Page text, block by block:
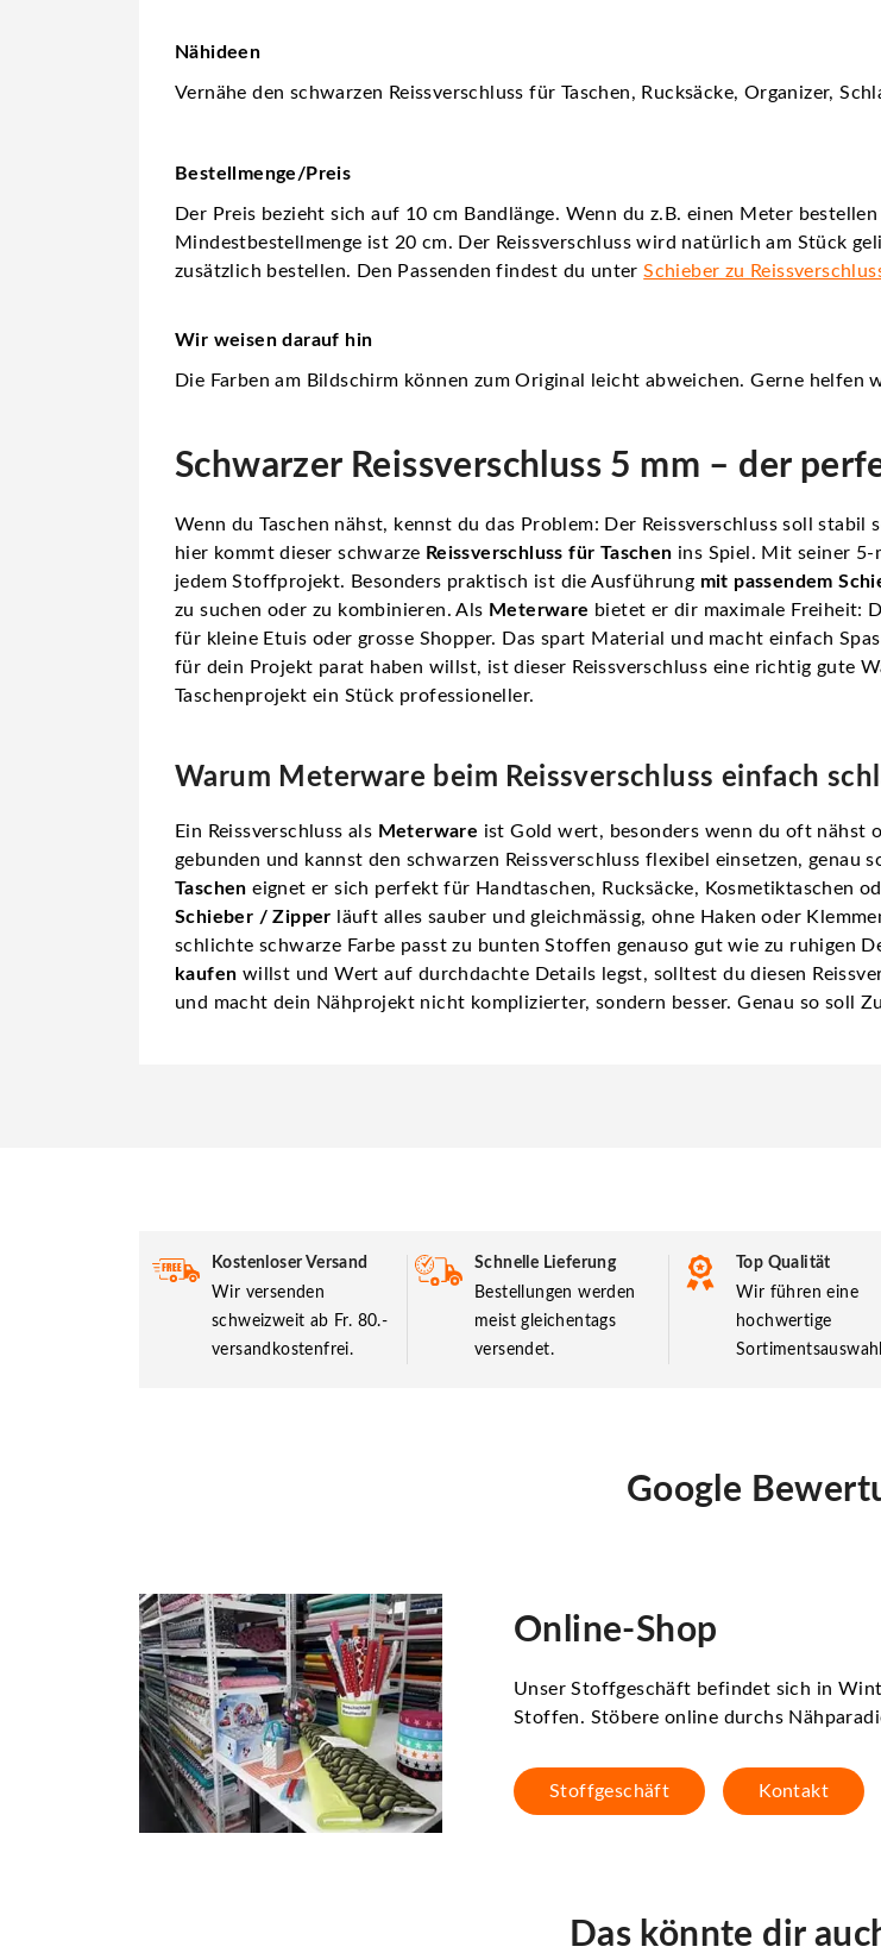
Nähideen
Vernähe den schwarzen Reissverschluss für Taschen, Rucksäcke, Organizer,
Bestellmenge/Preis
Der Preis bezieht sich auf 10 cm Bandlänge. Wenn du z.B. einen Meter
Mindestbestellmenge ist 20 cm. Der Reissverschluss wird natürlich am Stück
zusätzlich bestellen. Den Passenden findest du unterSchieber zu
Wir weisen darauf hin
Die Farben am Bildschirm können zum Original leicht abweichen. Gerne helfen
Schwarzer Reissverschluss 5 mm – der
Wenn du Taschen nähst, kennst du das Problem: Der Reissverschluss soll
hier kommt dieser schwarze Reissverschluss für Taschen ins Spiel. Mit seiner 5-
jedem Stoffprojekt. Besonders praktisch ist die Ausführung mit passendem
zu suchen oder zu kombinieren. Als Meterware bietet er dir maximale Freiheit:
für kleine Etuis oder grosse Shopper. Das spart Material und macht einfach
für dein Projekt parat haben willst, ist dieser Reissverschluss eine richtig gute
Taschenprojekt ein Stück professioneller.
Warum Meterware beim Reissverschluss einfach
Ein Reissverschluss als Meterware ist Gold wert, besonders wenn du oft nähst
gebunden und kannst den schwarzen Reissverschluss flexibel einsetzen, genau
Taschen eignet er sich perfekt für Handtaschen, Rucksäcke, Kosmetiktaschen
Schieber / Zipper läuft alles sauber und gleichmässig, ohne Haken oder
schlichte schwarze Farbe passt zu bunten Stoffen genauso gut wie zu ruhigen
kaufen willst und Wert auf durchdachte Details legst, solltest du diesen
und macht dein Nähprojekt nicht komplizierter, sondern besser. Genau so soll
Kostenloser Versand
Wir versenden
schweizweit ab Fr. 80.-
versandkostenfrei.
Schnelle Lieferung
Bestellungen werden
meist gleichentags
versendet.
Top Qualität
Wir führen eine
hochwertige
Google
Online-Shop
Unser Stoffgeschäft befindet sich in
Stoffen. Stöbere online durchs
Stoffgeschäft Kontakt
Das könnte dir